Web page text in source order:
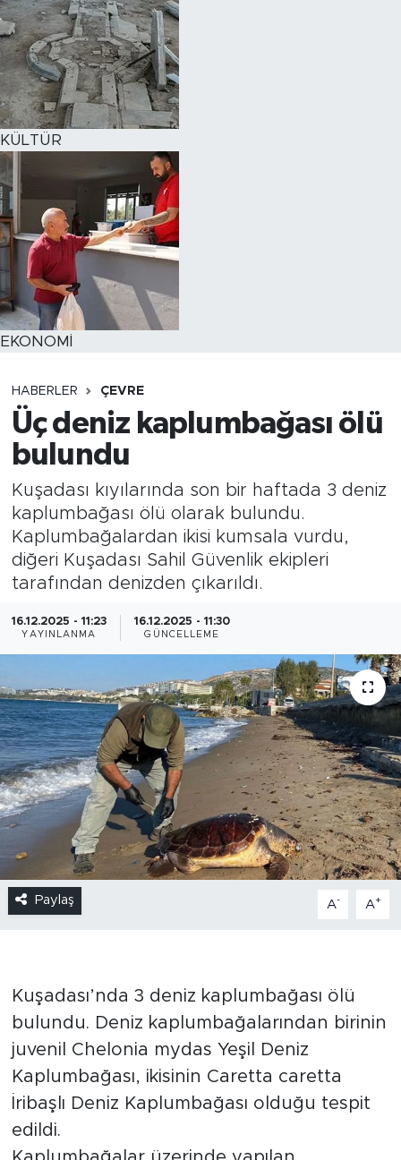
KÜLTÜR
EKONOMİ
HABERLER ÇEVRE
Üç deniz kaplumbağası ölü
bulundu
Kuşadası kıyılarında son bir haftada 3 deniz
kaplumbağası ölü olarak bulundu.
Kaplumbağalardan ikisi kumsala vurdu,
diğeri Kuşadası Sahil Güvenlik ekipleri
tarafından denizden çıkarıldı.
16.12.2025 - 11:23
YAYINLANMA
16.12.2025 - 11:30
GÜNCELLEME
Paylaş A- A+
Kuşadası’nda 3 deniz kaplumbağası ölü
bulundu. Deniz kaplumbağalarından birinin
juvenil Chelonia mydas Yeşil Deniz
Kaplumbağası, ikisinin Caretta caretta
İribaşlı Deniz Kaplumbağası olduğu tespit
edildi.